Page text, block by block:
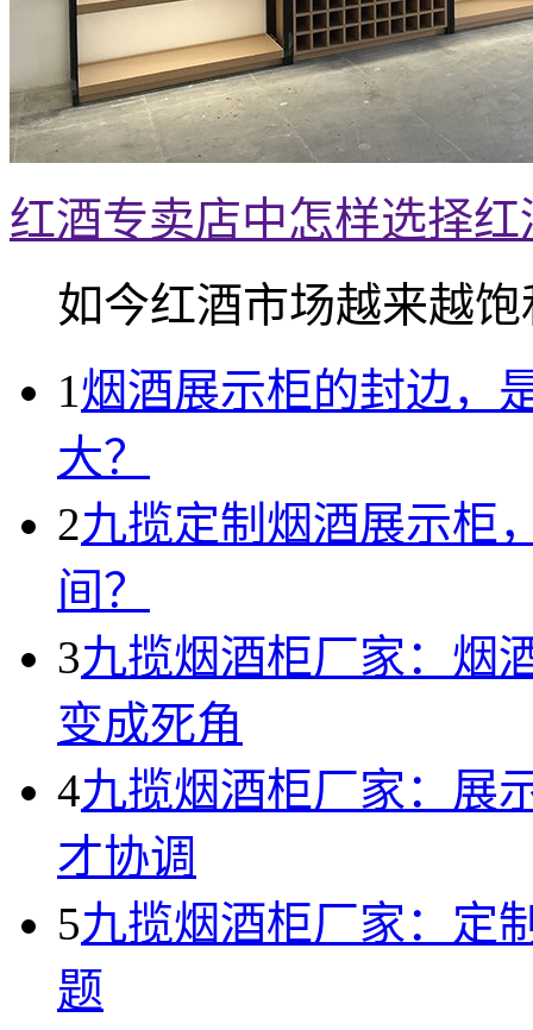
红酒专卖店中怎样选择
如今红酒市场越来越饱
1烟酒展示柜的封边，
大？
2九揽定制烟酒展示柜
间？
3九揽烟酒柜厂家：烟
变成死角
4九揽烟酒柜厂家：展
才协调
5九揽烟酒柜厂家：定
题